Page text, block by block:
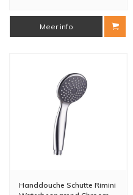
Meer info
Handdouche Schutte Rimini